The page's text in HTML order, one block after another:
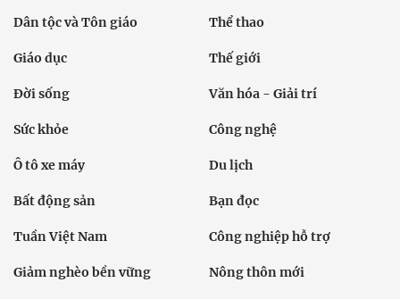
Dân tộc và Tôn giáo Thể thao
Giáo dục Thế giới
Đời sống Văn hóa - Giải trí
Sức khỏe Công nghệ
Ô tô xe máy Du lịch
Bất động sản Bạn đọc
Tuần Việt Nam Công nghiệp hỗ trợ
Giảm nghèo bền vững Nông thôn mới